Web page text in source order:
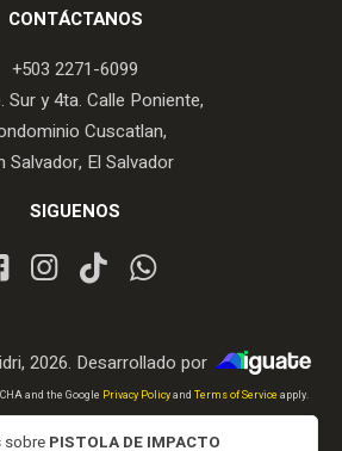
CONTÁCTANOS
+503 2271-6099
Sur y 4ta. Calle Poniente,
Cuscatlan,
Salvador, El Salvador
SIGUENOS
2026. Desarrollado por iGuate.com
and the Google Privacy Policyand Terms of Service apply.
sobre PISTOLA DE IMPACTO